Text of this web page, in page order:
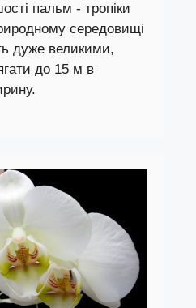
пальм - тропіки
середовищі
дуже великими,
до 15 м в